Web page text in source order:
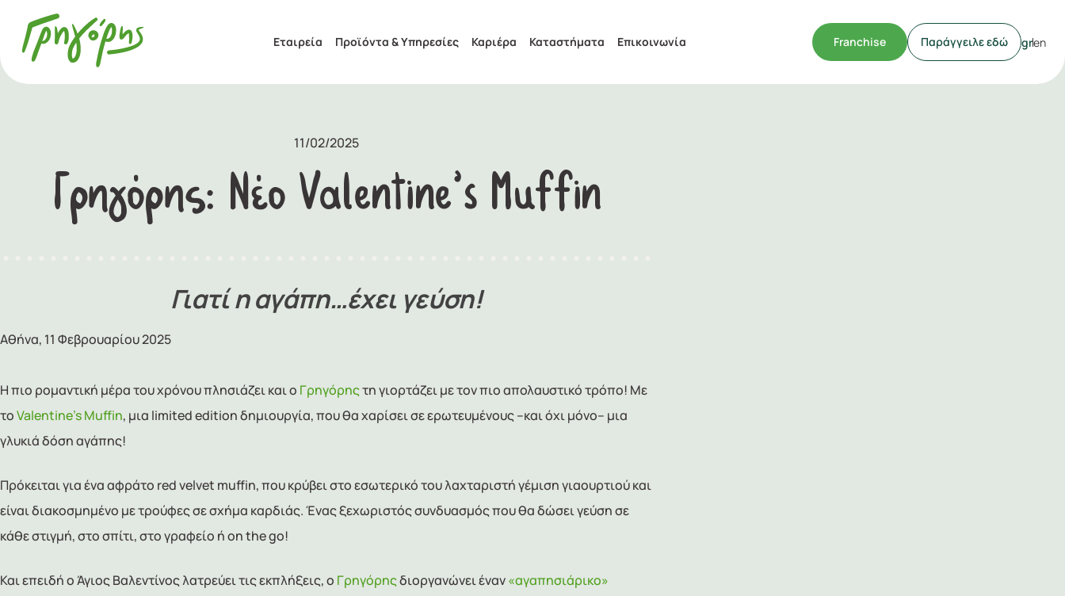
Εταιρεία Προϊόντα & Υπηρεσίες Καριέρα Καταστήματα Επικοινωνία Franchise Παράγγειλε εδώ gren
11/02/2025
Γρηγόρης: Νέο Valentine’s Muffin
Γιατί η αγάπη…έχει γεύση!
Αθήνα, 11 Φεβρουαρίου 2025
Η πιο ρομαντική μέρα του χρόνου πλησιάζει και ο Γρηγόρηςτη γιορτάζει με τον πιο απολαυστικό τρόπο! Με
τοValentine’s Muffin, μια limited edition δημιουργία, που θα χαρίσει σε ερωτευμένους –και όχι μόνο– μια
γλυκιά δόση αγάπης!
Πρόκειται για ένα αφράτο red velvet muffin, που κρύβει στο εσωτερικό του λαχταριστή γέμιση γιαουρτιού και
είναι διακοσμημένο με τρούφες σε σχήμα καρδιάς. Ένας ξεχωριστός συνδυασμός που θα δώσει γεύση σε
κάθε στιγμή, στο σπίτι, στο γραφείο ή on the go!
Και επειδή ο Άγιος Βαλεντίνος λατρεύει τις εκπλήξεις, ο Γρηγόρηςδιοργανώνει έναν«αγαπησιάρικο»